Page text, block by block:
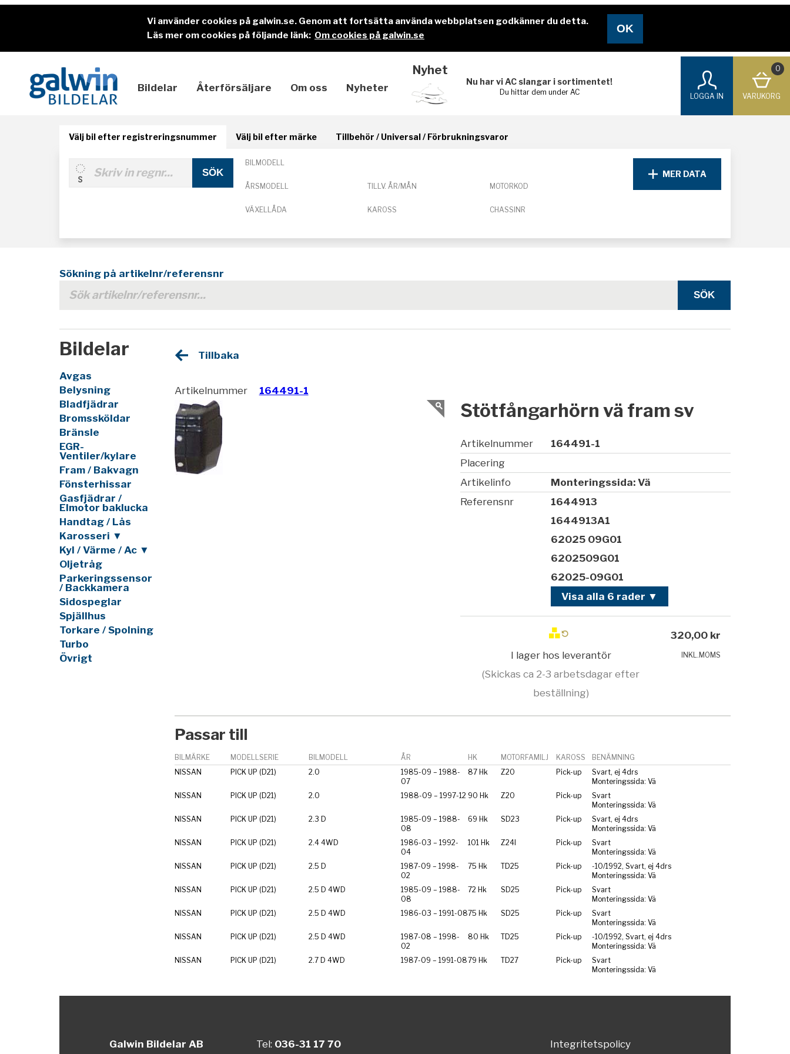
Vi använder cookies på galwin.se. Genom att fortsätta använda webbplatsen godkänner du detta.
Läs mer om cookies på följande länk: Om cookies på galwin.se
Bildelar Återförsäljare Om oss Nyheter
Nyhet
Nu har vi AC slangar i sortimentet!
Du hittar dem under AC
LOGGA IN
0
VARUKORG
Välj bil efter registreringsnummer Välj bil efter märke Tillbehör / Universal / Förbrukningsvaror
BILMODELL
ÅRSMODELL TILLV. ÅR/MÅN MOTORKOD
VÄXELLÅDA KAROSS CHASSINR
MER DATA
Sökning på artikelnr/referensnr
Bildelar
Avgas
Belysning
Bladfjädrar
Bromssköldar
Bränsle
EGR-
Ventiler/kylare
Fram / Bakvagn
Fönsterhissar
Gasfjädrar /
Elmotor baklucka
Handtag / Lås
Karosseri ▼
Kyl / Värme / Ac ▼
Oljetråg
Parkeringssensor
/ Backkamera
Sidospeglar
Spjällhus
Torkare / Spolning
Turbo
Övrigt
Tillbaka
Artikelnummer 164491-1
Stötfångarhörn vä fram sv
Artikelnummer
164491-1
Placering
Artikelinfo
Monteringssida: Vä
Referensnr
1644913
1644913A1
62025 09G01
6202509G01
62025-09G01
Visa alla 6 rader ▼
I lager hos leverantör
(Skickas ca 2-3 arbetsdagar efter
beställning)
320,00 kr
INKL.MOMS
Passar till
BILMÄRKE MODELLSERIE BILMODELL ÅR HK MOTORFAMILJ KAROSS
BENÄMNING
NISSAN
PICK UP (D21) 2.0
1985-09 – 1988-
07
87 Hk Z20 Pick-up
Svart, ej 4drs
Monteringssida: Vä
NISSAN
PICK UP (D21) 2.0 1988-09 – 1997-12 90 Hk Z20 Pick-up
Svart
Monteringssida: Vä
NISSAN
PICK UP (D21) 2.3 D
1985-09 – 1988-
08
69 Hk SD23 Pick-up
Svart, ej 4drs
Monteringssida: Vä
NISSAN
PICK UP (D21) 2.4 4WD
1986-03 – 1992-
04
101 Hk Z24I Pick-up
Svart
Monteringssida: Vä
NISSAN
PICK UP (D21) 2.5 D
1987-09 – 1998-
02
75 Hk TD25 Pick-up
-10/1992, Svart, ej 4drs
Monteringssida: Vä
NISSAN
PICK UP (D21) 2.5 D 4WD
1985-09 – 1988-
08
72 Hk SD25 Pick-up
Svart
Monteringssida: Vä
NISSAN
PICK UP (D21) 2.5 D 4WD 1986-03 – 1991-0875 Hk SD25 Pick-up
Svart
Monteringssida: Vä
NISSAN
PICK UP (D21) 2.5 D 4WD
1987-08 – 1998-
02
80 Hk TD25 Pick-up
-10/1992, Svart, ej 4drs
Monteringssida: Vä
NISSAN
PICK UP (D21) 2.7 D 4WD 1987-09 – 1991-0879 Hk TD27 Pick-up
Svart
Monteringssida: Vä
Galwin Bildelar AB
Tel: 036-31 17 70
Integritetspolicy